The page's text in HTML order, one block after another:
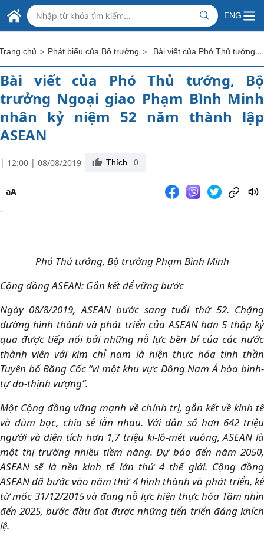
Skip to Main Content
BỘ NGOẠI GIAO VIỆT NAM
MINISTRY OF FOREIGN AFFAIRS
ENG
chủ > Phát biểu của Bộ trưởng > Bài viết của Phó Thủ tướng, Bộ trưởng Ngoại giao Phạm Bình Minh nhân kỷ niệm 52 năm thành lập ASEAN
Bài viết của Phó Thủ tướng, Bộ
trưởng Ngoại giao Phạm Bình Minh
nhân kỷ niệm 52 năm thành lập
ASEAN
| 12:00 | 08/08/2019 Thích 0
aA
-
Phó Thủ tướng, Bộ trưởng Phạm Bình Minh
Cộng đồng ASEAN: Gắn kết để vững bước
Ngày 08/8/2019, ASEAN bước sang tuổi thứ 52. Chặng
đường hình thành và phát triển của ASEAN hơn 5 thập kỷ
qua được tiếp nối bởi những nỗ lực bền bỉ của các nước
thành viên với kim chỉ nam là hiện thực hóa tinh thần
Tuyên bố Băng Cốc “vì một khu vực Đông Nam Á hòa bình-
tự do-thịnh vượng”.
Một Cộng đồng vững mạnh về chính trị, gắn kết về kinh tế
và đùm bọc, chia sẻ lẫn nhau. Với dân số hơn 642 triệu
người và diện tích hơn 1,7 triệu ki-lô-mét vuông, ASEAN là
một thị trường nhiều tiềm năng. Dự báo đến năm 2050,
ASEAN sẽ là nền kinh tế lớn thứ 4 thế giới. Cộng đồng
ASEAN đã bước vào năm thứ 4 hình thành và phát triển, kể
từ mốc 31/12/2015 và đang nỗ lực hiện thực hóa Tầm nhìn
đến 2025, bước đầu đạt được những tiến triển đáng khích
lệ.